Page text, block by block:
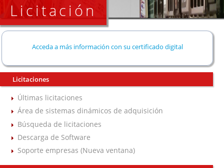
Licitación
Acceda a más información con su certificado digital
Licitaciones
Últimas licitaciones
Área de sistemas dinámicos de adquisición
Búsqueda de licitaciones
Descarga de Software
Soporte empresas (Nueva ventana)